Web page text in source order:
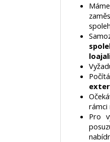
rámci
Pro